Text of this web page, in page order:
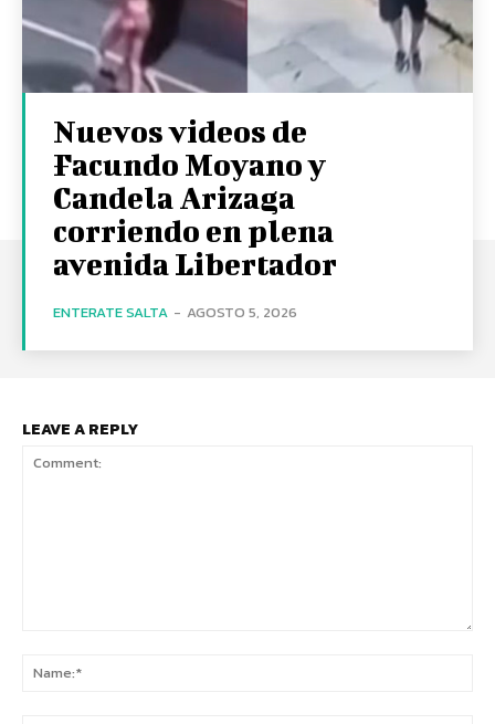
Nuevos videos de
Facundo Moyano y
Candela Arizaga
corriendo en plena
avenida Libertador
ENTERATE SALTA - AGOSTO 5, 2026
LEAVE A REPLY